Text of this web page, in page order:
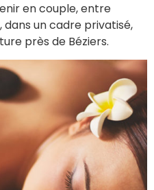
en couple, entre
un cadre privatisé,
près de Béziers.